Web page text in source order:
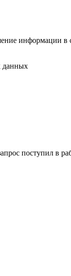
информации в
данных
поступил в